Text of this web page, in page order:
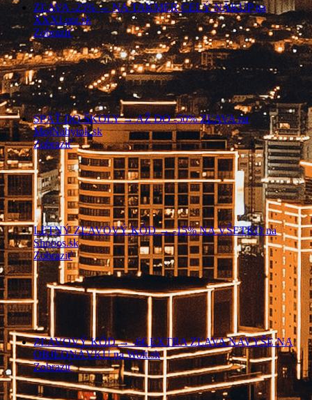
ZĽAVA -25% → NA TAKMER CELÝ NÁKUP na
XXXLutz.sk
Zobraziť
SPÄŤ DO ŠKOLY → AŽ DO -50% ZĽAVA na
MojNabytok.sk
Zobraziť
LETNÝ ZĽAVOVÝ KÓD → -15% NA VŠETKO na
Shooos.sk
Zobraziť
ZĽAVOVÝ KÓD → -6€ EXTRA ZĽAVA NAVYŠE NA
OBJEDNÁVKU na Wolt.sk
Zobraziť